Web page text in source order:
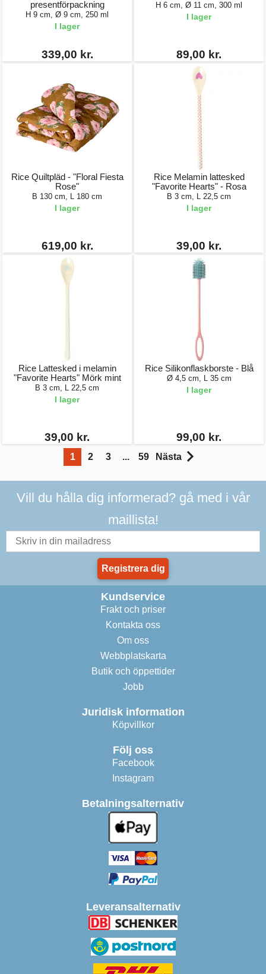
presentförpackning
H 9 cm, Ø 9 cm, 250 ml
I lager
339,00 kr.
H 6 cm, Ø 11 cm, 300 ml
I lager
89,00 kr.
Rice Quiltpläd - "Floral Fiesta
Rose"
B 130 cm, L 180 cm
I lager
619,00 kr.
Rice Melamin lattesked
"Favorite Hearts" - Rosa
B 3 cm, L 22,5 cm
I lager
39,00 kr.
Rice Lattesked i melamin
"Favorite Hearts" Mörk mint
B 3 cm, L 22,5 cm
I lager
39,00 kr.
Rice Silikonflaskborste - Blå
Ø 4,5 cm, L 35 cm
I lager
99,00 kr.
1 2 3 ... 59 Nästa
Vill du hålla dig informerad? gå med i vår
maillista!
Registrera dig
Kundservice
Frakt och priser
Kontakta oss
Om oss
Webbplatskarta
Butik och öppettider
Jobb
Juridisk information
Köpvillkor
Följ oss
Facebook
Instagram
Betalningsalternativ
Leveransalternativ